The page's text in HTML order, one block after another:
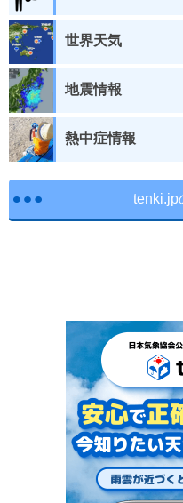
世界天気
地震情報
熱中症情報
tenki.jp